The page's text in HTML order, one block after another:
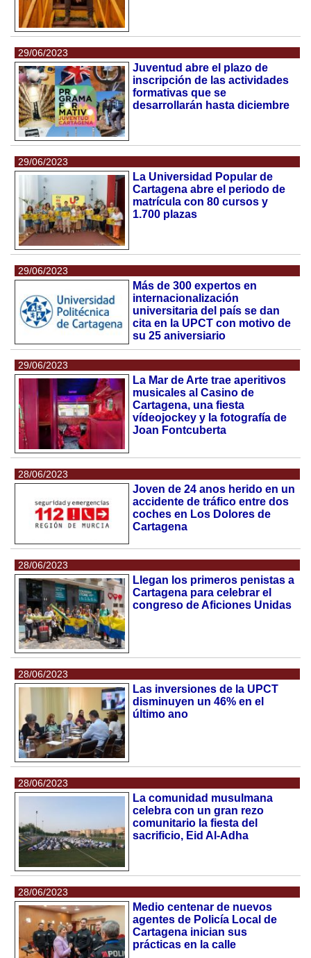
29/06/2023
Juventud abre el plazo de
inscripción de las actividades
formativas que se
desarrollarán hasta diciembre
29/06/2023
La Universidad Popular de
Cartagena abre el periodo de
matrícula con 80 cursos y
1.700 plazas
29/06/2023
Más de 300 expertos en
internacionalización
universitaria del país se dan
cita en la UPCT con motivo de
su 25 aniversiario
29/06/2023
La Mar de Arte trae aperitivos
musicales al Casino de
Cartagena, una fiesta
vídeojockey y la fotografía de
Joan Fontcuberta
28/06/2023
Joven de 24 anos herido en un
accidente de tráfico entre dos
coches en Los Dolores de
Cartagena
28/06/2023
Llegan los primeros penistas a
Cartagena para celebrar el
congreso de Aficiones Unidas
28/06/2023
Las inversiones de la UPCT
disminuyen un 46% en el
último ano
28/06/2023
La comunidad musulmana
celebra con un gran rezo
comunitario la fiesta del
sacrificio, Eid Al-Adha
28/06/2023
Medio centenar de nuevos
agentes de Policía Local de
Cartagena inician sus
prácticas en la calle